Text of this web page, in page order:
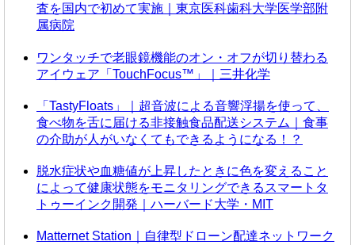
査を国内で初めて実施｜東京医科歯科大学医学部附
属病院
ワンタッチで老眼鏡機能のオン・オフが切り替わる
アイウェア「TouchFocus™」｜三井化学
「TastyFloats」｜超音波による音響浮揚を使って、
食べ物を舌に届ける非接触食品配送システム｜食事
の介助が人がいなくてもできるようになる！？
脱水症状や血糖値が上昇したときに色を変えること
によって健康状態をモニタリングできるスマートタ
トゥーインク開発｜ハーバード大学・MIT
Matternet Station｜自律型ドローン配達ネットワーク